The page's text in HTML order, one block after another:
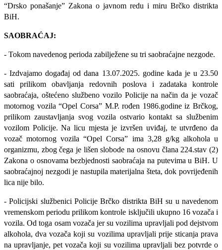
“Drsko ponašanje” Zakona o javnom redu i miru Brčko distrikta
BiH.
SAOBRAĆAJ:
- Tokom navedenog perioda zabilježene su tri saobraćajne nezgode.
- Izdvajamo događaj od dana 13.07.2025. godine kada je u 23.50
sati prilikom obavljanja redovnih poslova i zadataka kontrole
saobraćaja, oštećeno službeno vozilo Policije na način da je vozač
motornog vozila “Opel Corsa” M.P. rođen 1986.godine iz Brčkog,
prilikom zaustavljanja svog vozila ostvario kontakt sa službenim
vozilom Policije. Na licu mjesta je izvršen uviđaj, te utvrđeno da
vozač motornog vozila “Opel Corsa” ima 3,28 g/kg alkohola u
organizmu, zbog čega je lišen slobode na osnovu člana 224.stav (2)
Zakona o osnovama bezbjednosti saobraćaja na putevima u BiH. U
saobraćajnoj nezgodi je nastupila materijalna šteta, dok povrijeđenih
lica nije bilo.
-Policijski službenici Policije Brčko distrikta BiH su u navedenom
vremenskom periodu prilikom kontrole isključili ukupno 16 vozača i
vozila. Od toga osam vozača jer su vozilima upravljali pod dejstvom
alkohola, dva vozača koji su vozilima upravljali prije sticanja prava
na upravljanje, pet vozača koji su vozilima upravljali bez potvrde o